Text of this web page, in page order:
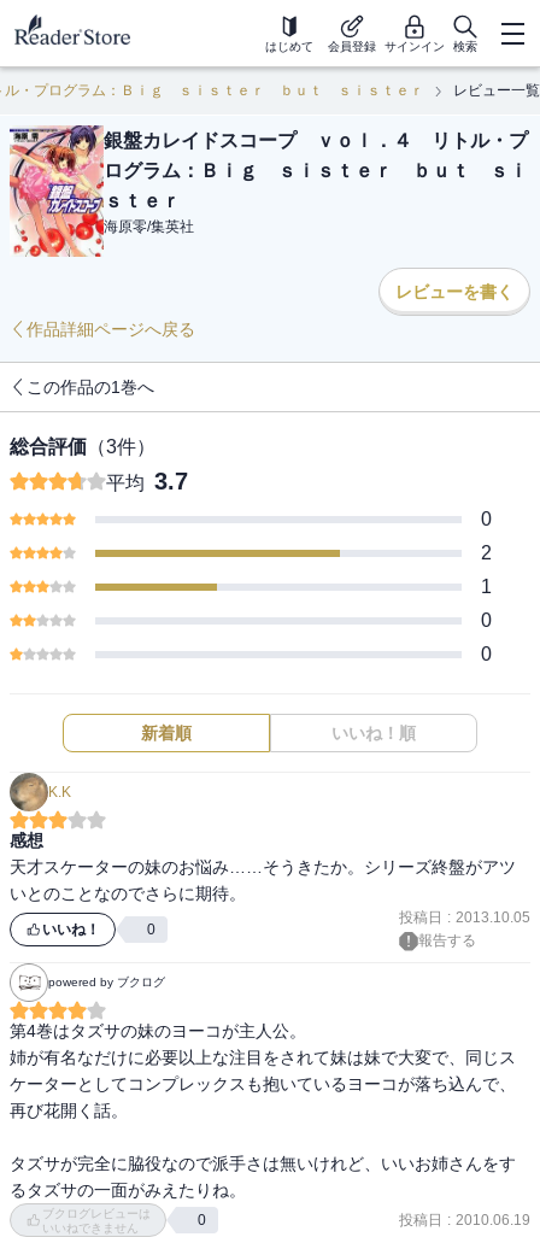
はじめて 会員登録 サインイン 検索
・プログラム：Ｂｉｇ ｓｉｓｔｅｒ ｂｕｔ ｓｉｓｔｅｒ レビュー一覧
銀盤カレイドスコープ ｖｏｌ．４ リトル・プ
ログラム：Ｂｉｇ ｓｉｓｔｅｒ ｂｕｔ ｓｉ
ｓｔｅｒ
海原零/集英社
レビューを書く
作品詳細ページへ戻る
この作品の1巻へ
総合評価 （3件）
平均 3.7
0
2
1
0
0
新着順 いいね！順
K.K
感想
天才スケーターの妹のお悩み……そうきたか。シリーズ終盤がアツ
いとのことなのでさらに期待。
いいね！ 0
投稿日 : 2013.10.05
報告する
powered by ブクログ
第4巻はタズサの妹のヨーコが主人公。
姉が有名なだけに必要以上な注目をされて妹は妹で大変で、同じス
ケーターとしてコンプレックスも抱いているヨーコが落ち込んで、
再び花開く話。
タズサが完全に脇役なので派手さは無いけれど、いいお姉さんをす
るタズサの一面がみえたりね。
ブクログレビューは
いいねできません
0 投稿日 : 2010.06.19